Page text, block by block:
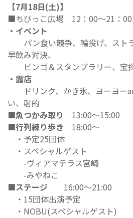
【7月18日(土)】
■ちびっこ広場 12：00～21：00
・イベント
パン食い競争、輪投げ、スト
早飲み対決、
ビンゴ＆スタンプラリー、宝
・露店
ドリンク、かき氷、ヨーヨー
い、射的
■魚つかみ取り
13:00～15:00
■行列練り歩き 18:00～
・予定25団体
・スペシャルゲスト
-ヴィアマテラス宮崎
-みやねこ
■ステージ 16:00～21:00
・15団体出演予定
・NOBU(スペシャルゲスト)